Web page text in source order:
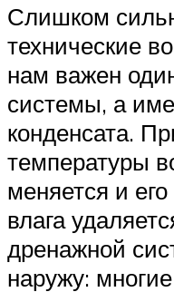
Слишком
технические
нам важен
системы, а
конденсата.
температуры
меняется и
влага
дренажной
наружу: